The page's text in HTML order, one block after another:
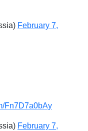
February 7,
Fn7D7a0bAy
February 7,